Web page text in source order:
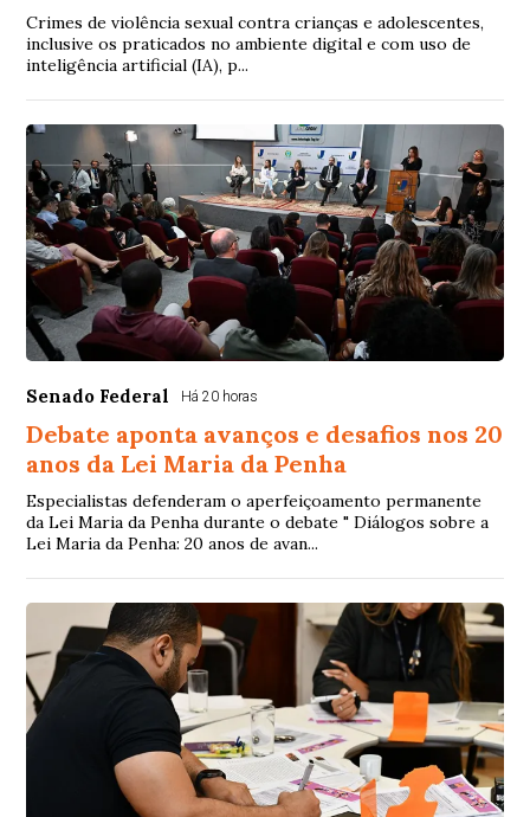
Crimes de violência sexual contra crianças e adolescentes,
inclusive os praticados no ambiente digital e com uso de
inteligência artificial (IA), p...
Senado Federal Há 20 horas
Debate aponta avanços e desafios nos 20
anos da Lei Maria da Penha
Especialistas defenderam o aperfeiçoamento permanente
da Lei Maria da Penha durante o debate " Diálogos sobre a
Lei Maria da Penha: 20 anos de avan...